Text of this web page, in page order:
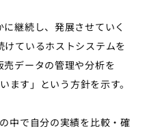
継続し、発展させていく
ているホストシステムを
データの管理や分析を
ます」という方針を示す。
中で自分の実績を比較・確